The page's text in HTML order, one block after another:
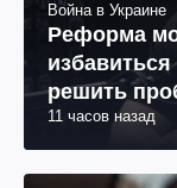
Война в Украине
Реформа
решить
11 часов назад